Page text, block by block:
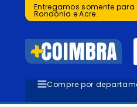
Entregamos somente para
Rondônia e Acre.
Compre por